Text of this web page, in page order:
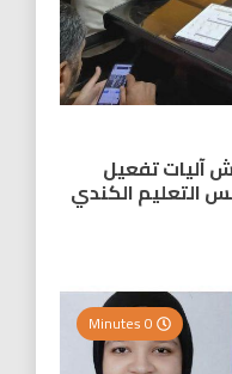
آليات تفعيل
التعليم الكندي